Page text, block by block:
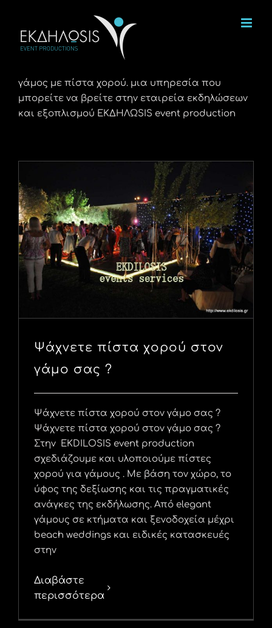
περιεχόμενο
γάμος με πίστα χορού. μια υπηρεσία που
μπορείτε να βρείτε στην εταιρεία εκδηλώσεων
και εξοπλισμού ΕΚΔΗΛΩSIS event production
Ψάχνετε πίστα χορού στον
γάμο σας ?
Ψάχνετε πίστα χορού στον γάμο σας ?
Ψάχνετε πίστα χορού στον γάμο σας ?
Στην EKDILOSIS event production
σχεδιάζουμε και υλοποιούμε πίστες
χορού για γάμους . Με βάση τον χώρο, το
ύφος της δεξίωσης και τις πραγματικές
ανάγκες της εκδήλωσης. Από elegant
γάμους σε κτήματα και ξενοδοχεία μέχρι
beach weddings και ειδικές κατασκευές
στην
Διαβάστε
περισσότερα